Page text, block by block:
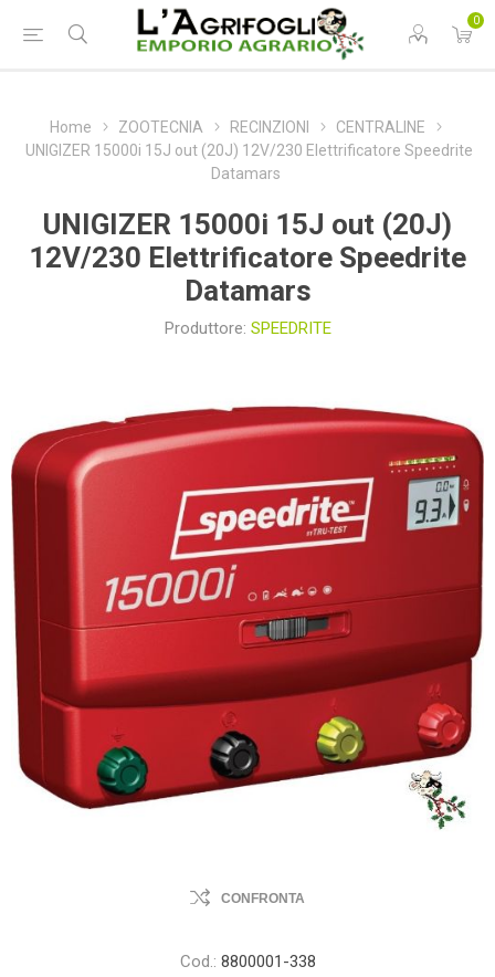
0
Home ZOOTECNIA RECINZIONI
CENTRALINE
UNIGIZER 15000i 15J out (20J) 12V/230 Elettrificatore Speedrite
Datamars
UNIGIZER 15000i 15J out (20J)
12V/230 Elettrificatore Speedrite
Datamars
Produttore: SPEEDRITE
CONFRONTA
Cod.: 8800001-338